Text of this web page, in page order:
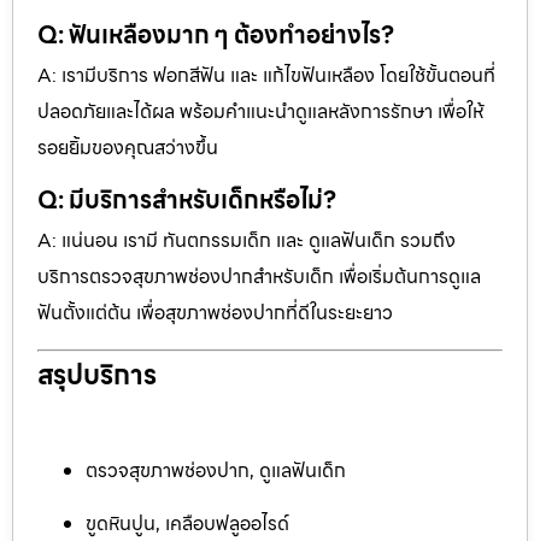
Q: ฟันเหลืองมาก ๆ ต้องทำอย่างไร?
A: เรามีบริการ ฟอกสีฟัน และ แก้ไขฟันเหลือง โดยใช้ขั้นตอนที่
ปลอดภัยและได้ผล พร้อมคำแนะนำดูแลหลังการรักษา เพื่อให้
รอยยิ้มของคุณสว่างขึ้น
Q: มีบริการสำหรับเด็กหรือไม่?
A: แน่นอน เรามี ทันตกรรมเด็ก และ ดูแลฟันเด็ก รวมถึง
บริการตรวจสุขภาพช่องปากสำหรับเด็ก เพื่อเริ่มต้นการดูแล
ฟันตั้งแต่ต้น เพื่อสุขภาพช่องปากที่ดีในระยะยาว
สรุปบริการ
ตรวจสุขภาพช่องปาก, ดูแลฟันเด็ก
ขูดหินปูน, เคลือบฟลูออไรด์